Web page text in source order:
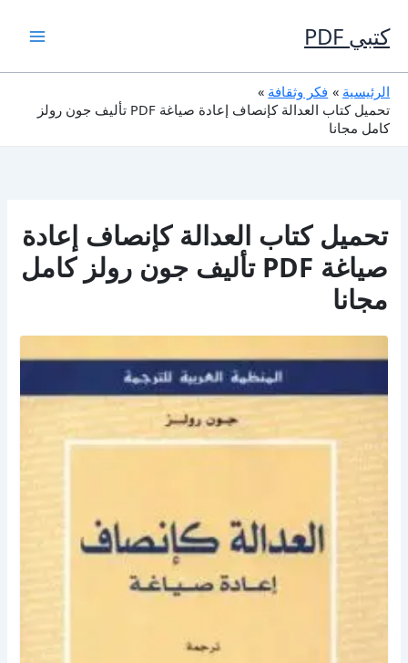
إلى
المحتوى
كتبي PDF
الرئيسية
فكر وثقافة
تحميل كتاب العدالة كإنصاف إعادة صياغة PDF تأليف جون رولز
كامل مجانا
تحميل كتاب العدالة كإنصاف إعادة
صياغة PDF تأليف جون رولز كامل
مجانا